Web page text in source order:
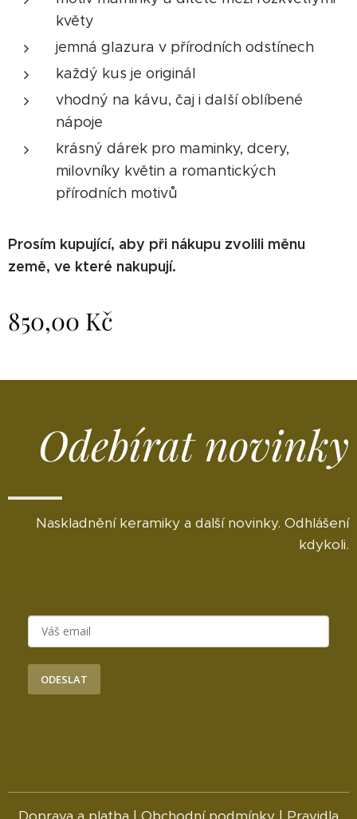
květy
jemná glazura v přírodních odstínech
každý kus je originál
vhodný na kávu, čaj i další oblíbené
nápoje
krásný dárek pro maminky, dcery,
milovníky květin a romantických
přírodních motivů
Prosím kupující, aby při nákupu zvolili měnu
země, ve které nakupují.
850,00 Kč
Odebírat novinky
Naskladnění keramiky a další novinky. Odhlášení
kdykoli.
ODESLAT